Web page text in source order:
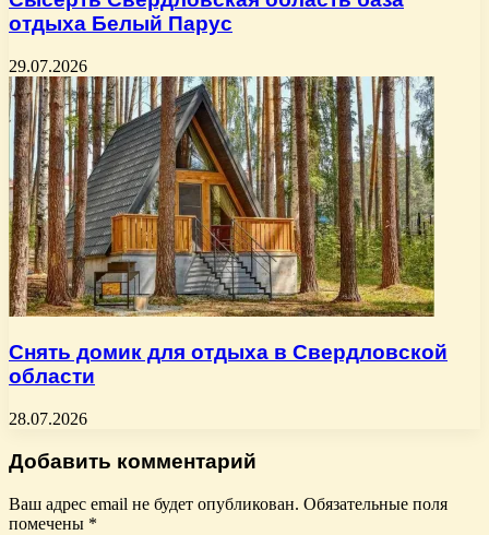
отдыха Белый Парус
29.07.2026
Снять домик для отдыха в Свердловской
области
28.07.2026
Добавить комментарий
Ваш адрес email не будет опубликован. Обязательные поля
помечены *